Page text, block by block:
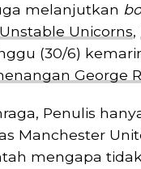
melanjutkan
Unstable Unicorns,
(30/6)
George
Penulis
Manchester
mengapa